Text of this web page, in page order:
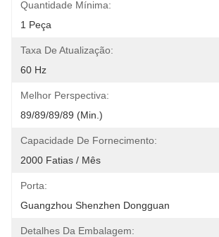
Quantidade Mínima:
1 Peça
Taxa De Atualização:
60 Hz
Melhor Perspectiva:
89/89/89/89 (min.)
Capacidade De Fornecimento:
2000 Fatias / Mês
Porta:
Guangzhou Shenzhen Dongguan
Detalhes Da Embalagem: